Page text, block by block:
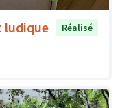
ludique
Réalisé